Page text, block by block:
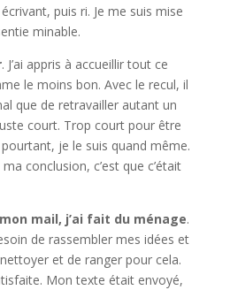
puis ri. Je me suis mise
minable.
. J’ai appris à accueillir tout ce
le moins bon. Avec le recul, il
que de retravailler autant un
court. Trop court pour être
je le suis quand même.
conclusion, c’est que c’était
mail, j’ai fait du ménage.
de rassembler mes idées et
et de ranger pour cela.
Mon texte était envoyé,